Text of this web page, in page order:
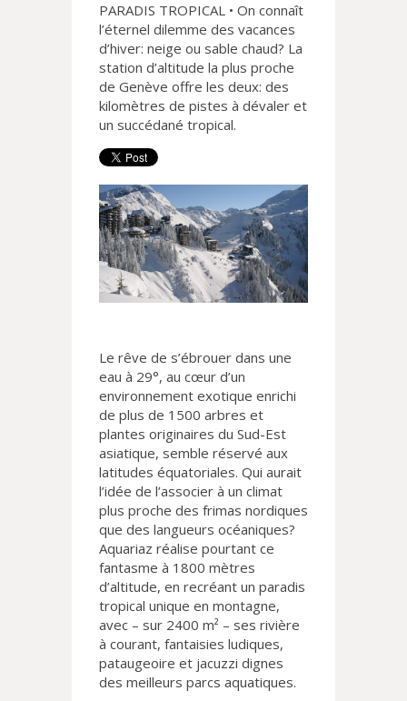
PARADIS TROPICAL • On connaît
l’éternel dilemme des vacances
d’hiver: neige ou sable chaud? La
station d’altitude la plus proche
de Genève offre les deux: des
kilomètres de pistes à dévaler et
un succédané tropical.
Le rêve de s’ébrouer dans une
eau à 29°, au cœur d’un
environnement exotique enrichi
de plus de 1500 arbres et
plantes originaires du Sud-Est
asiatique, semble réservé aux
latitudes équatoriales. Qui aurait
l’idée de l’associer à un climat
plus proche des frimas nordiques
que des langueurs océaniques?
Aquariaz réalise pourtant ce
fantasme à 1800 mètres
d’altitude, en recréant un paradis
tropical unique en montagne,
avec – sur 2400 m² – ses rivière
à courant, fantaisies ludiques,
pataugeoire et jacuzzi dignes
des meilleurs parcs aquatiques.